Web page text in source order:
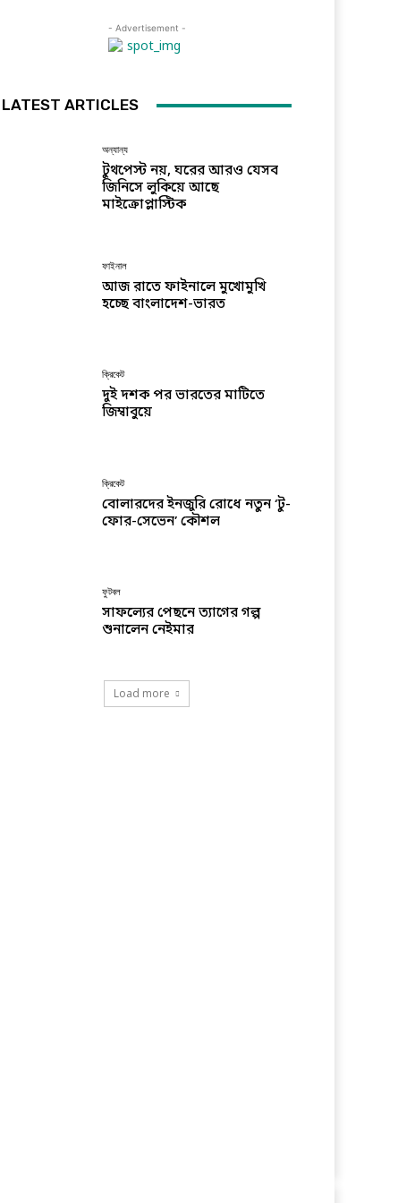
- Advertisement -
LATEST ARTICLES
অন্যান্য
টুথপেস্ট নয়, ঘরের আরও যেসব
জিনিসে লুকিয়ে আছে
মাইক্রোপ্লাস্টিক
ফাইনাল
আজ রাতে ফাইনালে মুখোমুখি
হচ্ছে বাংলাদেশ-ভারত
ক্রিকেট
দুই দশক পর ভারতের মাটিতে
জিম্বাবুয়ে
ক্রিকেট
বোলারদের ইনজুরি রোধে নতুন ‘টু-
ফোর-সেভেন’ কৌশল
ফুটবল
সাফল্যের পেছনে ত্যাগের গল্প
শুনালেন নেইমার
Load more